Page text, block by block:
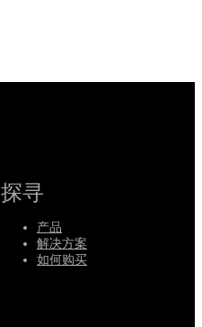
探寻
产品
解决方案
如何购买